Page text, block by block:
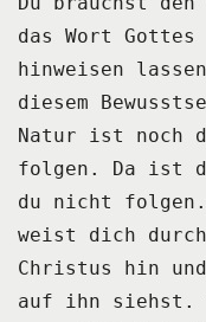
das Wort Gottes
hinweisen
diesem
Natur ist noch
folgen.
Da ist
du nicht folgen.
weist dich
Christus hin
auf ihn siehst.